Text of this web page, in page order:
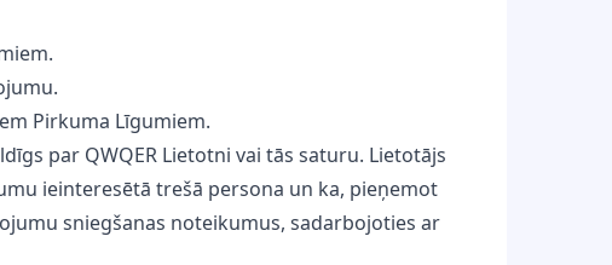
Pirkuma Līgumiem.
par QWQER Lietotni vai tās saturu. Lietotājs
ieinteresētā trešā persona un ka, pieņemot
sniegšanas noteikumus, sadarbojoties ar